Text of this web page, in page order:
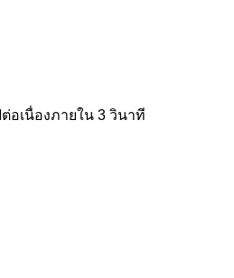
อเนื่องภายใน 3 วินาที